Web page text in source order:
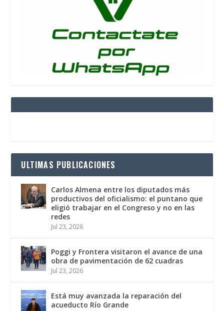
ULTIMAS PUBLICACIONES
Carlos Almena entre los diputados más
productivos del oficialismo: el puntano que
eligió trabajar en el Congreso y no en las
redes
Jul 23, 2026
Poggi y Frontera visitaron el avance de una
obra de pavimentación de 62 cuadras
Jul 23, 2026
Está muy avanzada la reparación del
acueducto Río Grande